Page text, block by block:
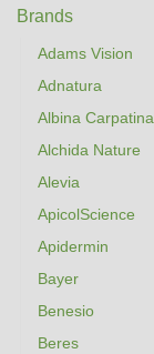
Brands
Adams Vision
Adnatura
Albina Carpatina
Alchida Nature
Alevia
ApicolScience
Apidermin
Bayer
Benesio
Beres